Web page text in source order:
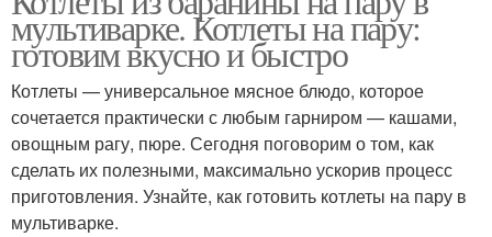
мультиварке. Котлеты на пару:
готовим вкусно и быстро
Котлеты — универсальное мясное блюдо, которое
сочетается практически с любым гарниром — кашами,
овощным рагу, пюре. Сегодня поговорим о том, как
сделать их полезными, максимально ускорив процесс
приготовления. Узнайте, как готовить котлеты на пару в
мультиварке.